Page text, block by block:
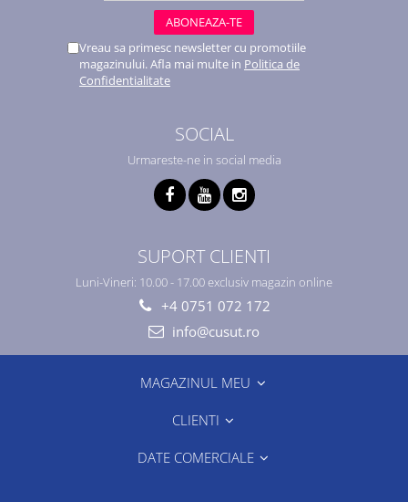
Vreau sa primesc newsletter cu promotiile
magazinului. Afla mai multe in Politica de
Confidentialitate
SOCIAL
Urmareste-ne in social media
SUPORT CLIENTI
Luni-Vineri: 10.00 - 17.00 exclusiv magazin online
+4 0751 072 172
info@cusut.ro
MAGAZINUL MEU
CLIENTI
DATE COMERCIALE